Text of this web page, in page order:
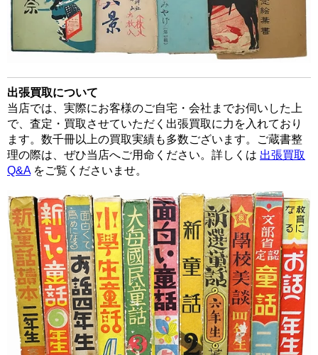
出張買取について
当店では、実際にお客様のご自宅・会社までお伺いした上
で、査定・買取させていただく出張買取に力を入れており
ます。数千冊以上の買取実績も多数ございます。ご蔵書整
理の際は、ぜひ当店へご用命ください。詳しくは 出張買取
Q&Aをご覧くださいませ。